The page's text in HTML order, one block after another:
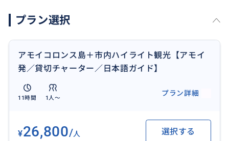
世界最大の海岸古砲台として、ギネスブックにも登録
されている「胡里山砲台」へご見学。
プラン選択
アモイコロンス島＋市内ハイライト観光【アモイ
発／貸切チャーター／日本語ガイド】
11時間 1人〜
プラン詳細
¥26,800/人 選択する